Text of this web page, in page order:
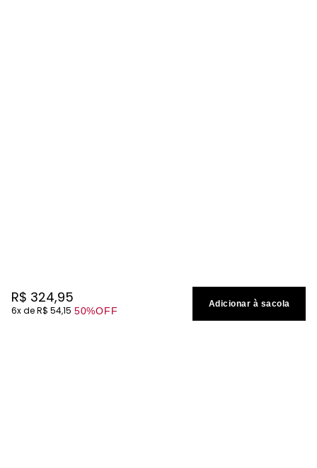
R$ 324,95
6 R$ 54,15 50%OFF
Adicionar à sacola